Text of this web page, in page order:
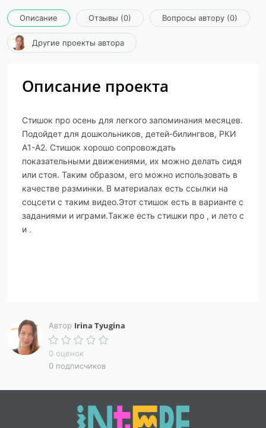
Описание Отзывы (0) Вопросы автору (0)
Другие проекты автора
Описание проекта
Стишок про осень для легкого запоминания месяцев.
Подойдет для дошкольников, детей-билингвов, РКИ
А1-А2. Стишок хорошо сопровождать
показательными движениями, их можно делать сидя
или стоя. Таким образом, его можно использовать в
качестве разминки. В материалах есть ссылки на
соцсети с таким видео.Этот стишок есть в варианте с
заданиями и играми.Также есть стишки про , и лето с
и .
Автор Irina Tyugina
0 оценок
0 подписчиков